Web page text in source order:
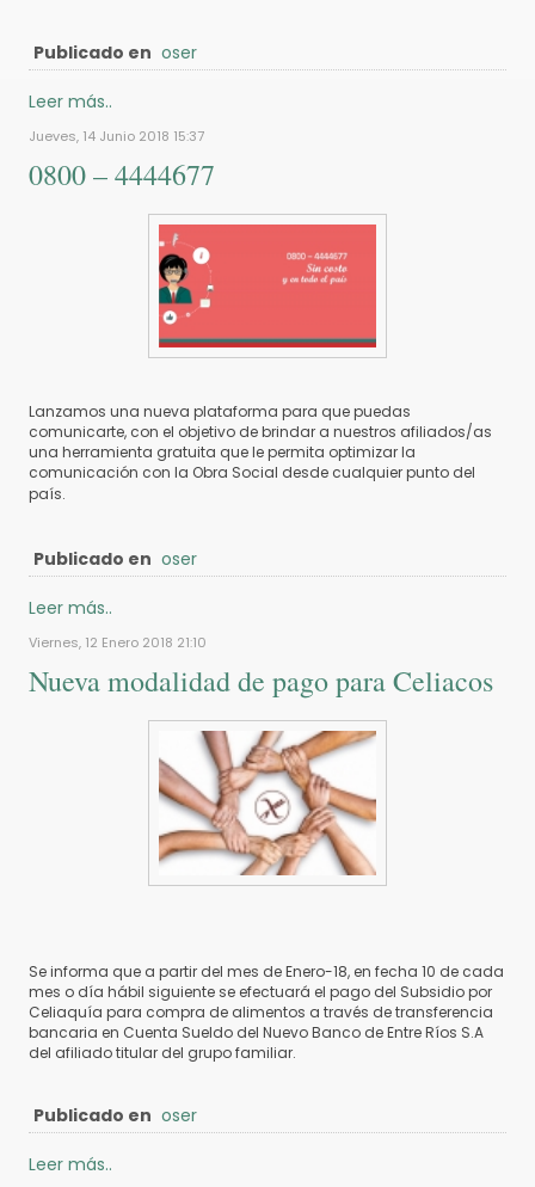
Publicado en oser
Leer más..
Jueves, 14 Junio 2018 15:37
0800 – 4444677
Lanzamos una nueva plataforma para que puedas
comunicarte, con el objetivo de brindar a nuestros afiliados/as
una herramienta gratuita que le permita optimizar la
comunicación con la Obra Social desde cualquier punto del
país.
Publicado en oser
Leer más..
Viernes, 12 Enero 2018 21:10
Nueva modalidad de pago para Celiacos
Se informa que a partir del mes de Enero-18, en fecha 10 de cada
mes o día hábil siguiente se efectuará el pago del Subsidio por
Celiaquía para compra de alimentos a través de transferencia
bancaria en Cuenta Sueldo del Nuevo Banco de Entre Ríos S.A
del afiliado titular del grupo familiar.
Publicado en oser
Leer más..